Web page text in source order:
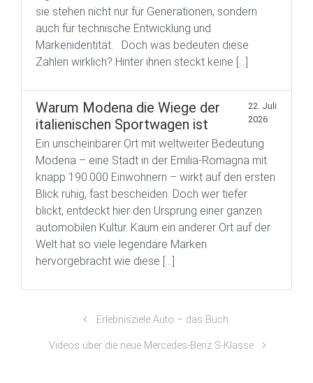
sie stehen nicht nur für Generationen, sondern
auch für technische Entwicklung und
Markenidentität. Doch was bedeuten diese
Zahlen wirklich? Hinter ihnen steckt keine […]
Warum Modena die Wiege der
italienischen Sportwagen ist
22. Juli
2026
Ein unscheinbarer Ort mit weltweiter Bedeutung
Modena – eine Stadt in der Emilia-Romagna mit
knapp 190.000 Einwohnern – wirkt auf den ersten
Blick ruhig, fast bescheiden. Doch wer tiefer
blickt, entdeckt hier den Ursprung einer ganzen
automobilen Kultur. Kaum ein anderer Ort auf der
Welt hat so viele legendäre Marken
hervorgebracht wie diese […]
Erlebnisziele Auto – das Buch
Videos über die neue Mercedes-Benz S-Klasse